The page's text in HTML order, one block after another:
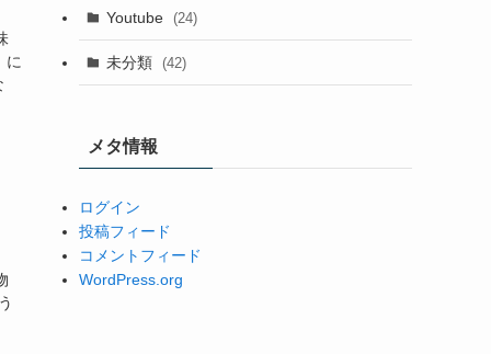
に
Youtube (24)
未分類 (42)
メタ情報
ログイン
投稿フィード
コメントフィード
WordPress.org